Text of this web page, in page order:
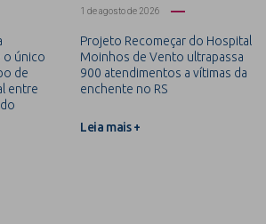
o único
de
entre
1 de agosto de 2026
Projeto Recomeçar do Hospital
Moinhos de Vento ultrapassa
900 atendimentos a vítimas da
enchente no RS
Leia mais +